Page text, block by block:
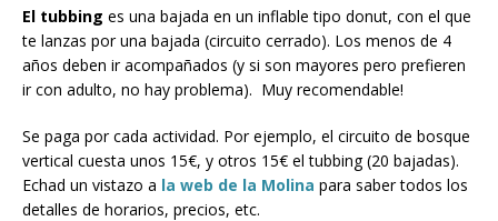
El tubbing es una bajada en un inflable tipo donut, con el que
te lanzas por una bajada (circuito cerrado). Los menos de 4
años deben ir acompañados (y si son mayores pero prefieren
ir con adulto, no hay problema). Muy recomendable!
Se paga por cada actividad. Por ejemplo, el circuito de bosque
vertical cuesta unos 15€, y otros 15€ el tubbing (20 bajadas).
Echad un vistazo a la web de la Molina para saber todos los
detalles de horarios, precios, etc.